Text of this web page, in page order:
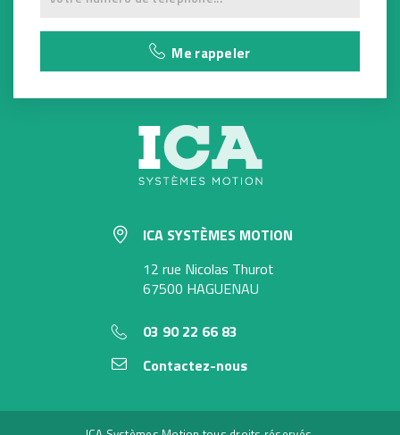
Me rappeler
ICA SYSTÈMES MOTION
12 rue Nicolas Thurot
67500 HAGUENAU
03 90 22 66 83
Contactez-nous